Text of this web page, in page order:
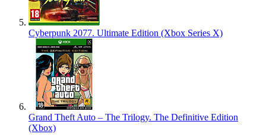
Cyberpunk 2077. Ultimate Edition (Xbox Series X)
Grand Theft Auto – The Trilogy. The Definitive Edition
(Xbox)